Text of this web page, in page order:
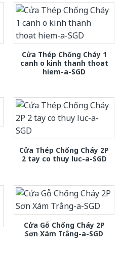
Cửa Thép Chống Cháy 1
canh o kinh thanh thoat
hiem-a-SGD
Cửa Thép Chống Cháy 2P
2 tay co thuy luc-a-SGD
Cửa Gỗ Chống Cháy 2P
Sơn Xám Trắng-a-SGD